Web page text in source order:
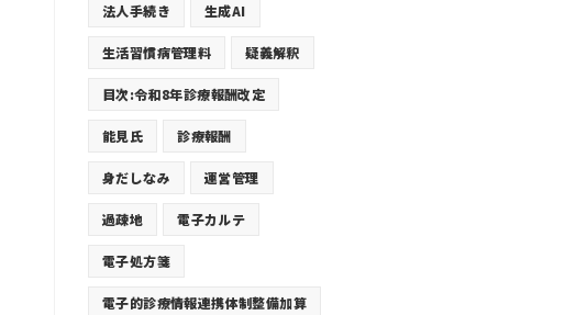
法人手続き 生成AI
生活習慣病管理料 疑義解釈
目次:令和8年診療報酬改定
能見氏 診療報酬
身だしなみ 運営管理
過疎地 電子カルテ
電子処方箋
電子的診療情報連携体制整備加算